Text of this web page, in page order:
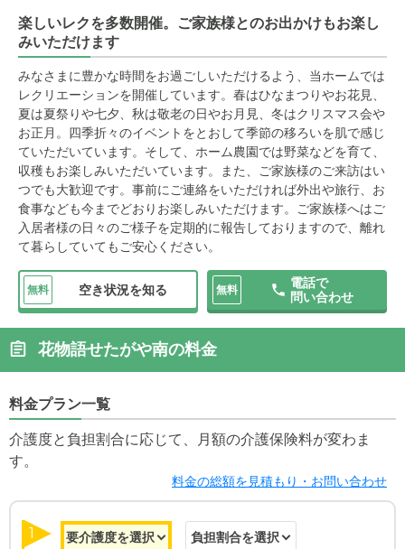
楽しいレクを多数開催。ご家族様とのお出かけもお楽し
みいただけます
みなさまに豊かな時間をお過ごしいただけるよう、当ホームでは
レクリエーションを開催しています。春はひなまつりやお花見、
夏は夏祭りや七夕、秋は敬老の日やお月見、冬はクリスマス会や
お正月。四季折々のイベントをとおして季節の移ろいを肌で感じ
ていただいています。そして、ホーム農園では野菜などを育て、
収穫もお楽しみいただいています。また、ご家族様のご来訪はい
つでも大歓迎です。事前にご連絡をいただければ外出や旅行、お
食事なども今までどおりお楽しみいただけます。ご家族様へはご
入居者様の日々のご様子を定期的に報告しておりますので、離れ
て暮らしていてもご安心ください。
無料 空き状況を知る 無料
電話で
問い合わせ
花物語せたがや南の料金
料金プラン一覧
介護度と負担割合に応じて、月額の介護保険料が変わま
す。
料金の総額を見積もり・お問い合わせ
1